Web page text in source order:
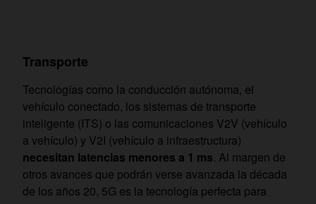
Transporte
Tecnologías como la conducción autónoma, el
vehículo conectado, los sistemas de transporte
inteligente (ITS) o las comunicaciones V2V (vehículo
a vehículo) y V2I (vehículo a infraestructura)
necesitan latencias menores a 1 ms. Al margen de
otros avances que podrán verse avanzada la década
de los años 20, 5G es la tecnología perfecta para